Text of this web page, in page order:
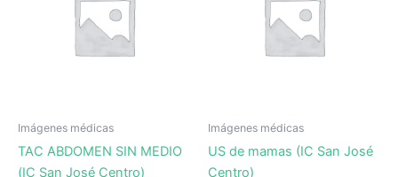
Imágenes médicas
TAC ABDOMEN SIN MEDIO
(IC San José Centro)
Imágenes médicas
US de mamas (IC San José
Centro)